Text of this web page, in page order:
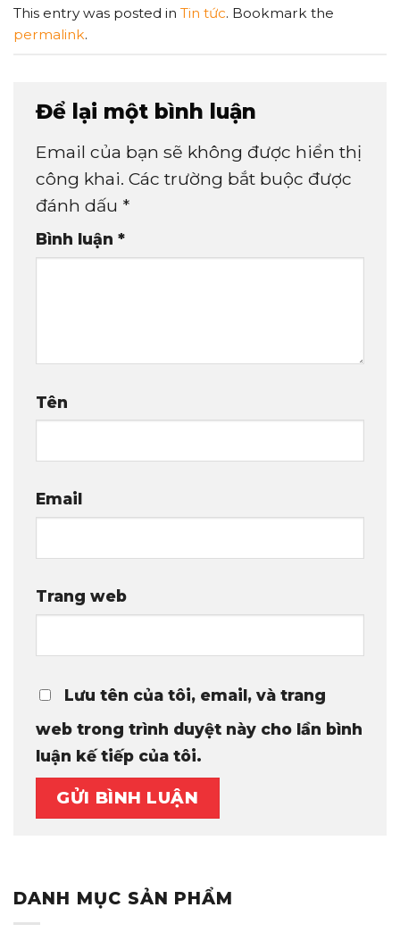
This entry was posted in Tin tức. Bookmark the
permalink.
Để lại một bình luận
Email của bạn sẽ không được hiển thị
công khai. Các trường bắt buộc được
đánh dấu *
Bình luận *
Tên
Email
Trang web
Lưu tên của tôi, email, và trang
web trong trình duyệt này cho lần bình
luận kế tiếp của tôi.
DANH MỤC SẢN PHẨM